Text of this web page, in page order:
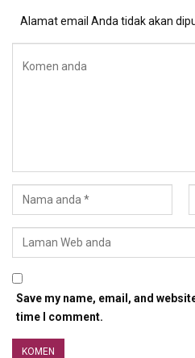
Alamat email Anda tidak akan
Save my name, email, and
time I comment.